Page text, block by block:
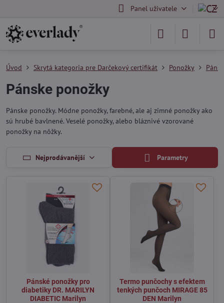
Panel uživatele
Úvod Skrytá kategoria pre Darčekový certifikát Ponožky
Pánske ponožky
Pánske ponožky. Módne ponožky, farebné, ale aj zimné ponožky ako
sú hrubé bavlnené. Veselé ponožky, alebo bláznivé vzorované
ponožky na nôžky.
Nejprodávanější Parametry
Pánské ponožky pro
diabetiky DR. MARILYN
DIABETIC Marilyn
Termo punčochy s efektem
tenkých punčoch MIRAGE 85
DEN Marilyn